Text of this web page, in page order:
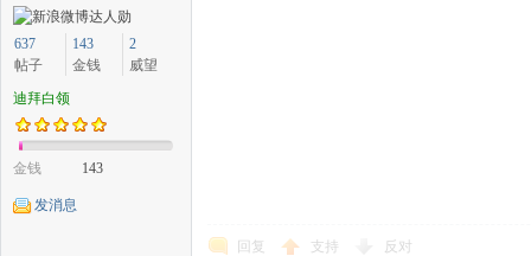
637
帖子
143
金钱
2
威望
迪拜白领
金钱 143
发消息
回复 支持 反对